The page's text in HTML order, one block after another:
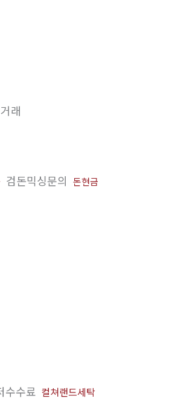
래
검돈믹싱문의 돈현금
수수료 컬쳐랜드세탁